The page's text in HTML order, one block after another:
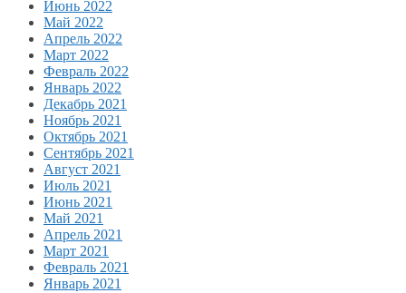
Июнь 2022
Май 2022
Апрель 2022
Март 2022
Февраль 2022
Январь 2022
Декабрь 2021
Ноябрь 2021
Октябрь 2021
Сентябрь 2021
Август 2021
Июль 2021
Июнь 2021
Май 2021
Апрель 2021
Март 2021
Февраль 2021
Январь 2021